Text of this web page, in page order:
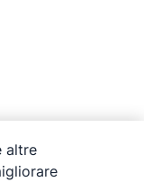
altre